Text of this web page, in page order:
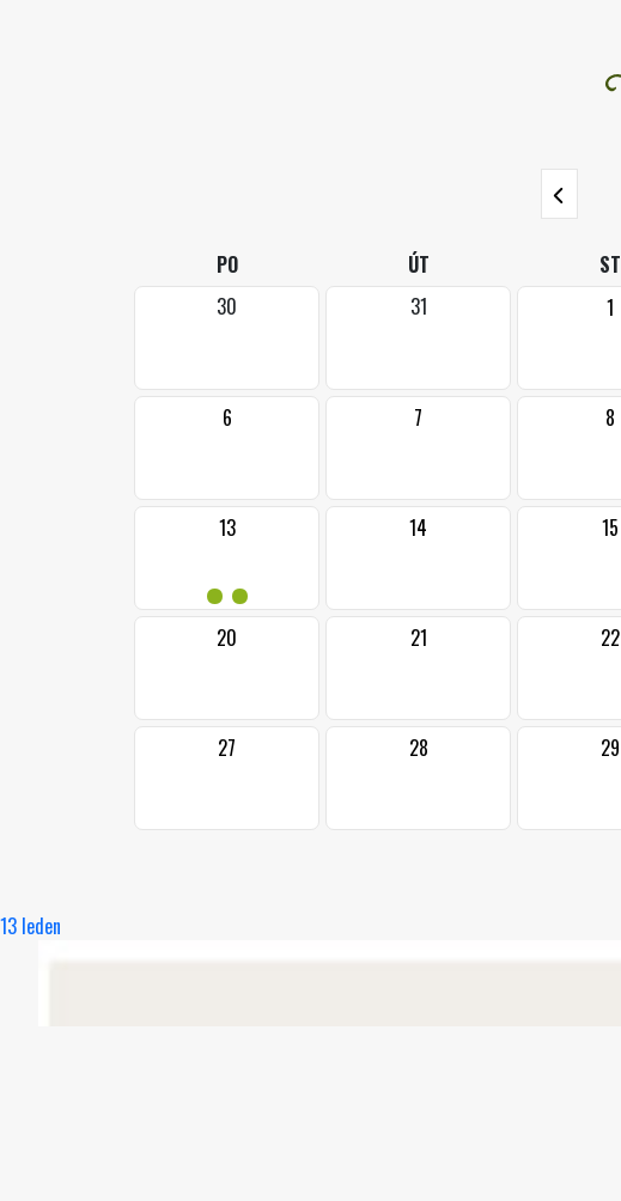
PO ÚT ST
30
31 1
6 7 8
13
••
14 15
20 21 22
27 28 29
13 leden